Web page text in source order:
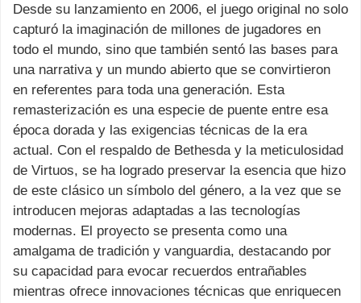
Desde su lanzamiento en 2006, el juego original no solo
capturó la imaginación de millones de jugadores en
todo el mundo, sino que también sentó las bases para
una narrativa y un mundo abierto que se convirtieron
en referentes para toda una generación. Esta
remasterización es una especie de puente entre esa
época dorada y las exigencias técnicas de la era
actual. Con el respaldo de Bethesda y la meticulosidad
de Virtuos, se ha logrado preservar la esencia que hizo
de este clásico un símbolo del género, a la vez que se
introducen mejoras adaptadas a las tecnologías
modernas. El proyecto se presenta como una
amalgama de tradición y vanguardia, destacando por
su capacidad para evocar recuerdos entrañables
mientras ofrece innovaciones técnicas que enriquecen